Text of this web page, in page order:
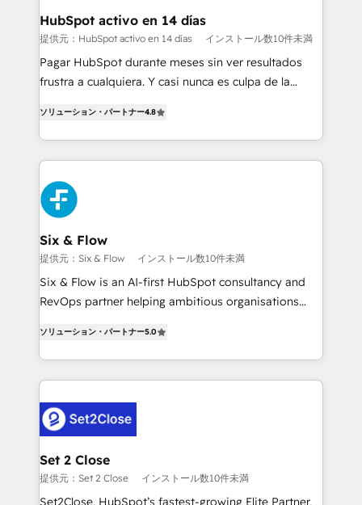
Transformation / Web Development • RevOps &
Sales Consulting • Marketing Automation What
makes us different? 🚀 Top 0.5% of global HubSpot
agencies ⚙️ The strongest technical ability and
partners who will embed ourselves into your
business, processes and systems 🏢 We specialise in
complex use cases 🏆 CRM Implementation,
Platform Enablement, Custom Integration and
Certified
HubSpot activo en 14 días
提供元：HubSpot activo en 14 días インストール数10件未満
Pagar HubSpot durante meses sin ver resultados
frustra a cualquiera. Y casi nunca es culpa de la
implementó. Trabajamos con un catálogo de +80
casos de uso: cada uno resuelve un problema
concreto de tu operación en HubSpot. La entrega
toma de 1 a 3 semanas por caso, abordamos varios
en paralelo cuando tiene sentido, y siempre
confirmamos resultados antes de seguir avanzando.
Empiezas a ver resultados antes de que termine el
mes. 🏆 HubSpot Partner of the Year 2022, máximo
reconocimiento del ecosistema. Elite Solutions
Partner, el nivel más alto. +700 clientes
Hospital ABC, Hogares Unión, Yves Rocher,
MacStore, Café Britt, Bella Piel, confiaron en
respuestas para empezar. Te ayudamos a identificar
el primer caso de uso que más impacto te dará.
días.
ソリューション・パートナー4.8
Six & Flow
提供元：Six & Flow インストール数10件未満
Six & Flow is an AI-first HubSpot consultancy and
RevOps partner helping ambitious organisations
Operating across the UK, Netherlands, Ireland, and
Canada, we’ve delivered thousands of successful
HubSpot projects for mid-market and enterprise
combine HubSpot, data, and AI to design connected
go-to-market systems that align people, process,
and technology for predictable, scalable revenue
growth. Our expertise spans RevOps, CRM and data
architecture, AI enablement, and strategic marketing,
ソリューション・パートナー5.0
Set 2 Close
提供元：Set 2 Close インストール数10件未満
Set2Close, HubSpot’s fastest-growing Elite Partner,